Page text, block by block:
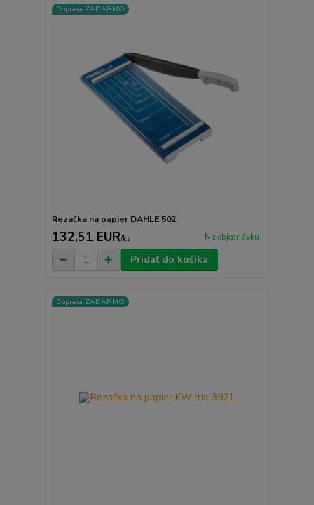
Doprava ZADARMO
Rezačka na papier DAHLE 502
132,51 EUR/ks Na objednávku
Pridať do košíka
Doprava ZADARMO